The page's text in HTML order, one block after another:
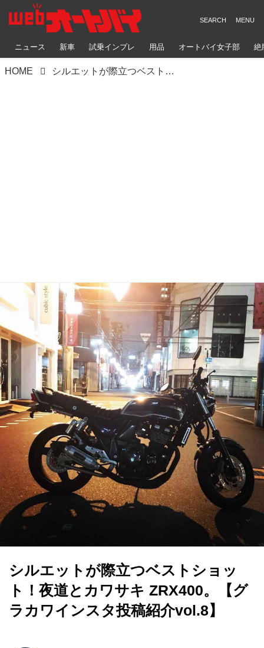
ニュース 新車 試乗インプレ 用品 オートバイ女子部 絶
HOME シルエットが際立つベストショット！夜道とカワサキ ZRX400。【グラカワインスタ投稿紹介vol.8】
シルエットが際立つベストショッ
ト！夜道とカワサキ ZRX400。【グ
ラカワインスタ投稿紹介vol.8】